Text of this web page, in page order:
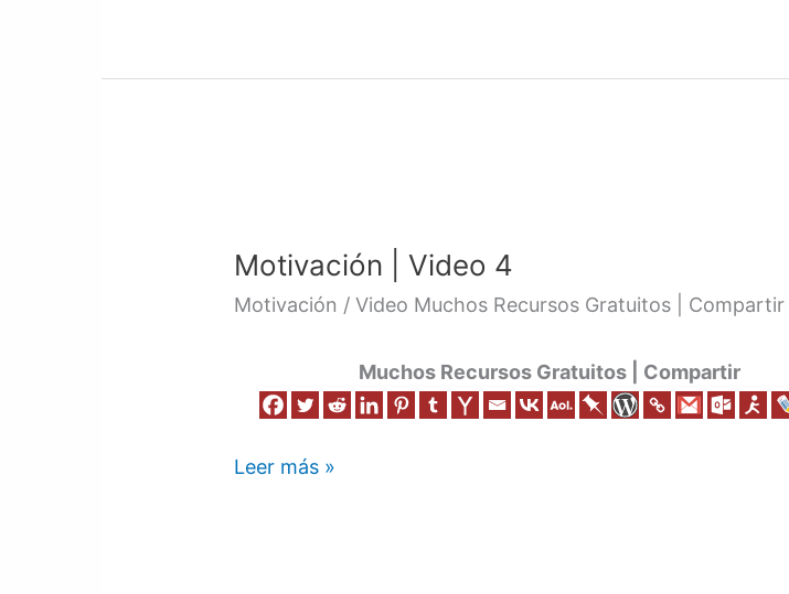
Motivación | Video 4
Motivación / Video Muchos Recursos Gratuitos | Compartir
Muchos Recursos Gratuitos | Compartir
Video
4
Leer más »